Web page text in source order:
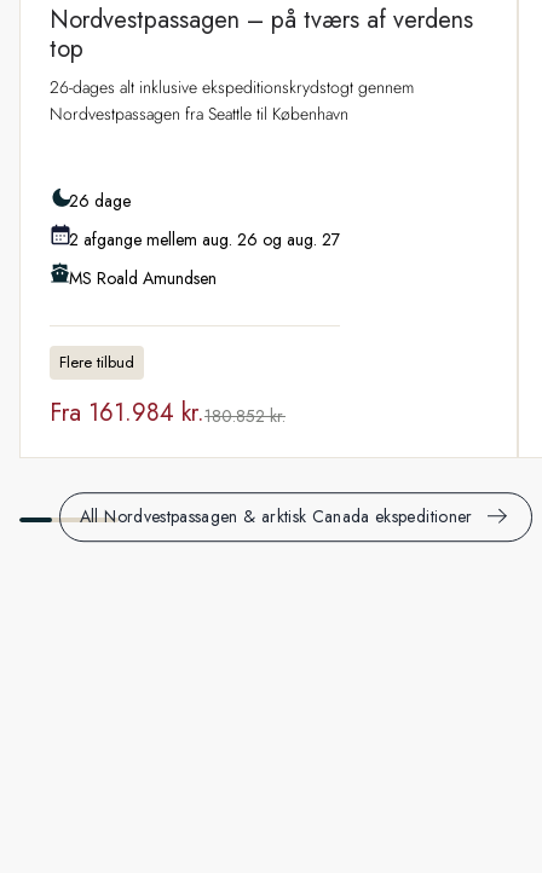
Nordvestpassagen – på tværs af verdens
top
26-dages alt inklusive ekspeditionskrydstogt gennem
Nordvestpassagen fra Seattle til København
26 dage
2 afgange mellem aug. 26 og aug. 27
MS Roald Amundsen
Flere tilbud
Fra 161.984 kr.180.852 kr.
All Nordvestpassagen & arktisk Canada ekspeditioner